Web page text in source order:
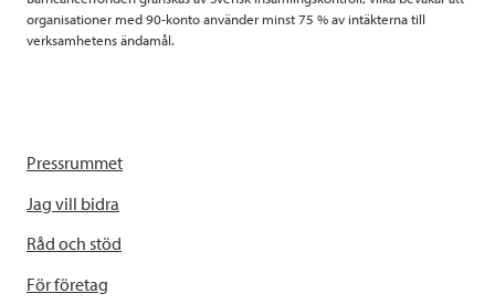
organisationer med 90-konto använder minst 75 % av intäkterna till
verksamhetens ändamål.
Pressrummet
Jag vill bidra
Råd och stöd
För företag